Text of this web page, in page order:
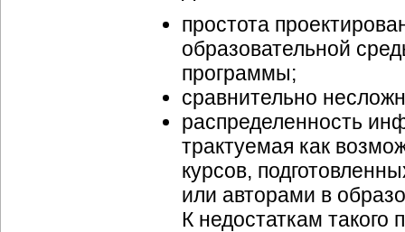
простота
образовательной
программы;
сравнительно
распределенность
трактуемая как
курсов,
или авторами в
К недостаткам такого